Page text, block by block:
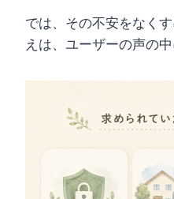
では、その不安をなく
えは、ユーザーの声の中